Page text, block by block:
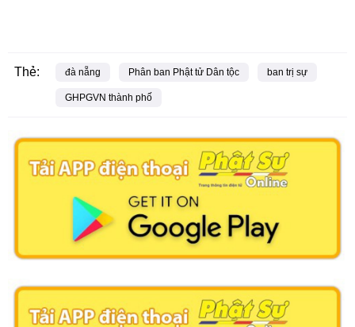
Thẻ: đà nẵng Phân ban Phật tử Dân tộc ban trị sự
GHPGVN thành phố